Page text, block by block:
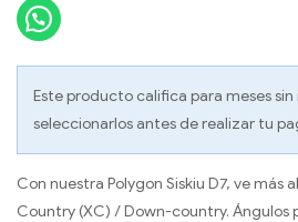
Este producto califica para meses sin
seleccionarlos antes de realizar tu
Con nuestra Polygon Siskiu D7, ve más
Country (XC) / Down-country. Ángulos